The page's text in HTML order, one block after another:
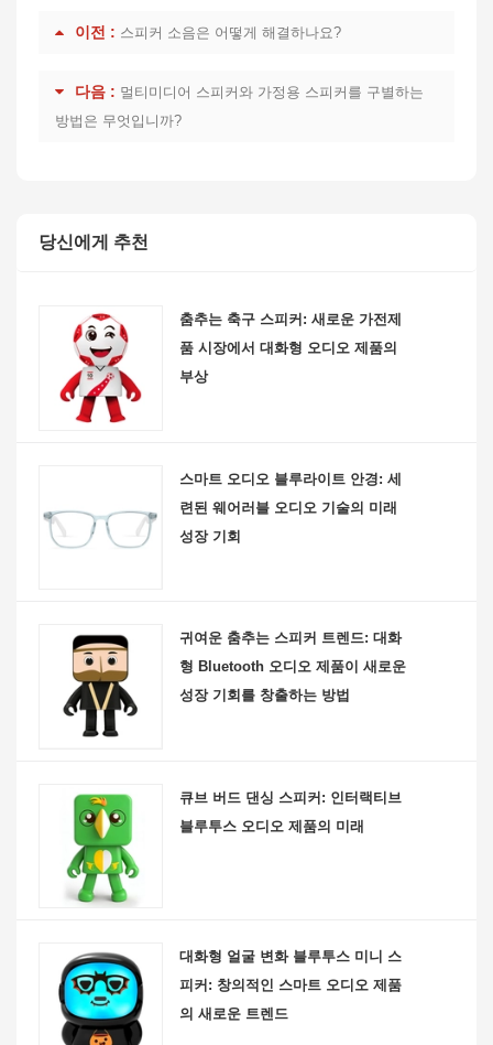
이전 : 스피커 소음은 어떻게 해결하나요?
다음 : 멀티미디어 스피커와 가정용 스피커를 구별하는
방법은 무엇입니까?
당신에게 추천
춤추는 축구 스피커: 새로운 가전제
품 시장에서 대화형 오디오 제품의
부상
스마트 오디오 블루라이트 안경: 세
련된 웨어러블 오디오 기술의 미래
성장 기회
귀여운 춤추는 스피커 트렌드: 대화
형 Bluetooth 오디오 제품이 새로운
성장 기회를 창출하는 방법
큐브 버드 댄싱 스피커: 인터랙티브
블루투스 오디오 제품의 미래
대화형 얼굴 변화 블루투스 미니 스
피커: 창의적인 스마트 오디오 제품
의 새로운 트렌드